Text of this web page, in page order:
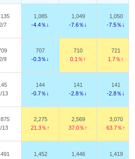
7
1,085
-4.4％↓
1,049
-7.6％↓
1,050
-7.5％↓
9
707
-0.3％↓
710
0.1％↑
721
1.7％↑
13
144
-0.7％↓
141
-2.8％↓
141
-2.8％↓
13
2,275
21.3％↑
2,569
37.0％↑
3,070
63.7％↑
1,452 1,446 1,419